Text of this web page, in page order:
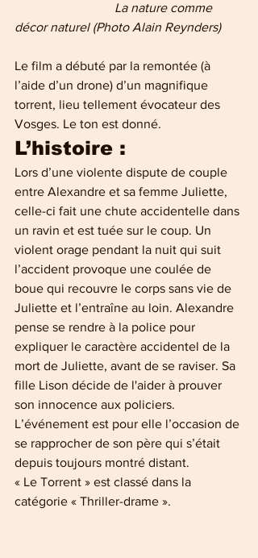
   La nature comme
décor naturel (Photo Alain Reynders)
Le film a débuté par la remontée (à
l’aide d’un drone) d’un magnifique
torrent, lieu tellement évocateur des
Vosges. Le ton est donné.
L’histoire :
Lors d’une violente dispute de couple
entre Alexandre et sa femme Juliette,
celle-ci fait une chute accidentelle dans
un ravin et est tuée sur le coup. Un
violent orage pendant la nuit qui suit
l’accident provoque une coulée de
boue qui recouvre le corps sans vie de
Juliette et l’entraîne au loin. Alexandre
pense se rendre à la police pour
expliquer le caractère accidentel de la
mort de Juliette, avant de se raviser. Sa
fille Lison décide de l'aider à prouver
son innocence aux policiers.
L’événement est pour elle l’occasion de
se rapprocher de son père qui s’était
depuis toujours montré distant.
« Le Torrent » est classé dans la
catégorie « Thriller-drame ».